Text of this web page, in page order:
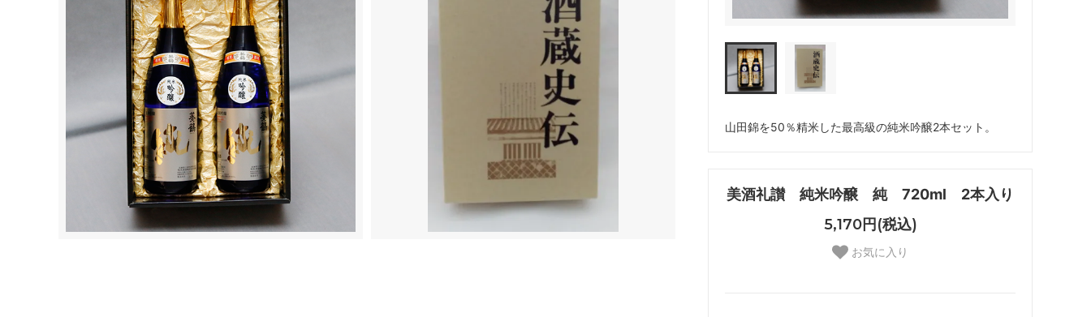
山田錦を50％精米した最高級の純米吟醸2本セット。
美酒礼讃 純米吟醸 純 720ml 2本入り
5,170円(税込)
お気に入り